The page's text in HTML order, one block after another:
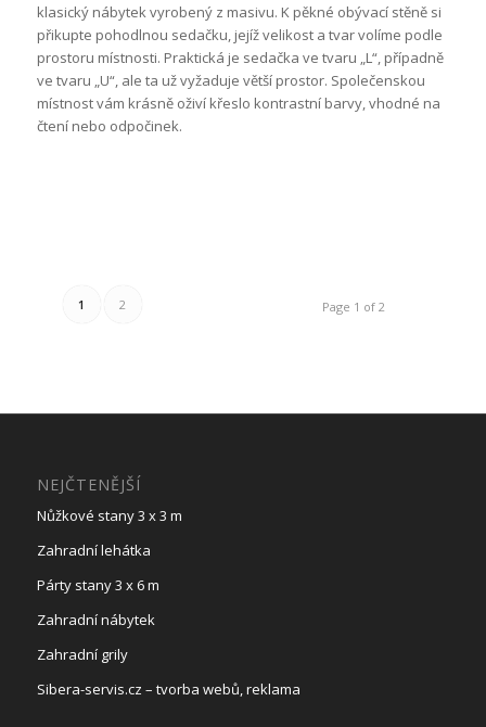
klasický nábytek vyrobený z masivu. K pěkné obývací stěně si
přikupte pohodlnou sedačku, jejíž velikost a tvar volíme podle
prostoru místnosti. Praktická je sedačka ve tvaru „L“, případně
ve tvaru „U“, ale ta už vyžaduje větší prostor. Společenskou
místnost vám krásně oživí křeslo kontrastní barvy, vhodné na
čtení nebo odpočinek.
Page 1 of 2
1 2
NEJČTENĚJŠÍ
Nůžkové stany 3 x 3 m
Zahradní lehátka
Párty stany 3 x 6 m
Zahradní nábytek
Zahradní grily
Sibera-servis.cz – tvorba webů, reklama